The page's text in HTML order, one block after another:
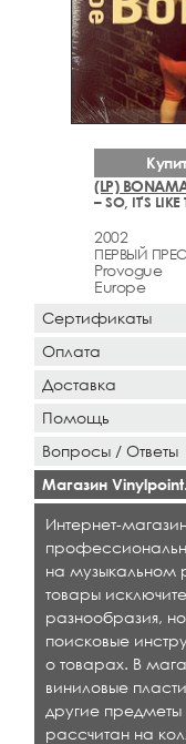
(LP)
– SO, IT'S LIKE
2002
ПЕРВЫЙ
Provogue
Europe
Сертификаты
Оплата
Доставка
Помощь
Вопросы / Ответы
Магазин
Интернет-
на музыкальном
товары
разнообразия,
поисковые
о товарах. В
виниловые
другие
рассчитан на